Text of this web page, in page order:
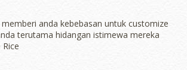
anda kebebasan untuk customize
terutama hidangan istimewa mereka